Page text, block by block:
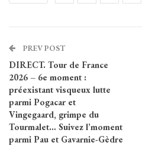
PREV POST
DIRECT. Tour de France
2026 – 6e moment :
préexistant visqueux lutte
parmi Pogacar et
Vingegaard, grimpe du
Tourmalet… Suivez l’moment
parmi Pau et Gavarnie-Gèdre